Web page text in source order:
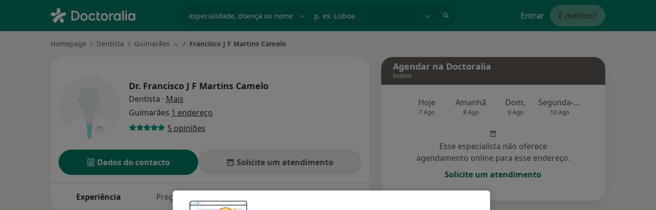
Entrar É médico?
Homepage Dentista Guimarães Mudar de cidade
Francisco J F Martins Camelo
Dr. Francisco J F Martins Camelo
Dentista · Mais
Guimarães 1 endereço
5 opiniões
Dados do contacto Solicite um atendimento
Experiência Preços
Agendar na Doctoralia
Inativo
Hoje
7 Ago
Amanhã
8 Ago
Dom,
9 Ago
Segunda-feira
10 Ago
Esse especialista não oferece
agendamento online para esse endereço.
Solicite um atendimento